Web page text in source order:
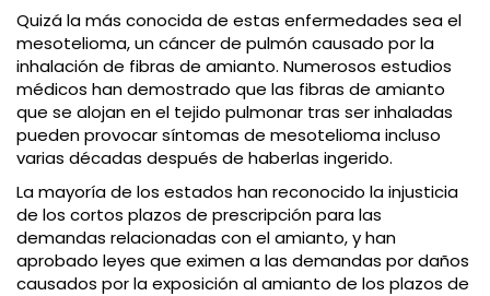
Quizá la más conocida de estas enfermedades sea el
mesotelioma, un cáncer de pulmón causado por la
inhalación de fibras de amianto. Numerosos estudios
médicos han demostrado que las fibras de amianto
que se alojan en el tejido pulmonar tras ser inhaladas
pueden provocar síntomas de mesotelioma incluso
varias décadas después de haberlas ingerido.
La mayoría de los estados han reconocido la injusticia
de los cortos plazos de prescripción para las
demandas relacionadas con el amianto, y han
aprobado leyes que eximen a las demandas por daños
causados por la exposición al amianto de los plazos de